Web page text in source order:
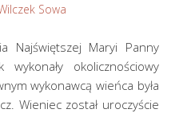
Sowa
Najświętszej Maryi Panny
okolicznościowy
wykonawcą wieńca była
Wieniec został uroczyście